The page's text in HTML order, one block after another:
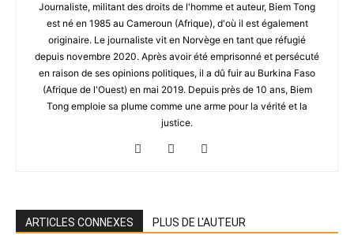
Journaliste, militant des droits de l'homme et auteur, Biem Tong
est né en 1985 au Cameroun (Afrique), d'où il est également
originaire. Le journaliste vit en Norvège en tant que réfugié
depuis novembre 2020. Après avoir été emprisonné et persécuté
en raison de ses opinions politiques, il a dû fuir au Burkina Faso
(Afrique de l'Ouest) en mai 2019. Depuis près de 10 ans, Biem
Tong emploie sa plume comme une arme pour la vérité et la
justice.
ARTICLES CONNEXES PLUS DE L'AUTEUR